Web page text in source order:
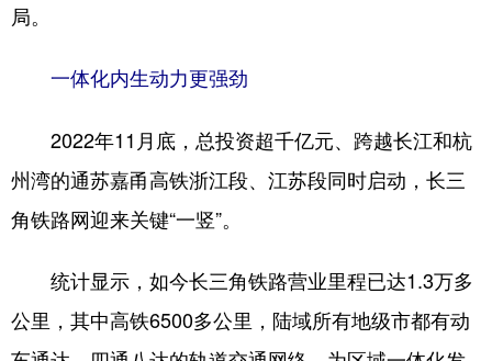
公益 一带一路
地方频道
辽宁 吉林 上海 江苏
局。
一体化内生动力更强劲
2022年11月底，总投资超千亿元、跨越长江和杭
州湾的通苏嘉甬高铁浙江段、江苏段同时启动，长三
角铁路网迎来关键“一竖”。
统计显示，如今长三角铁路营业里程已达1.3万多
公里，其中高铁6500多公里，陆域所有地级市都有动